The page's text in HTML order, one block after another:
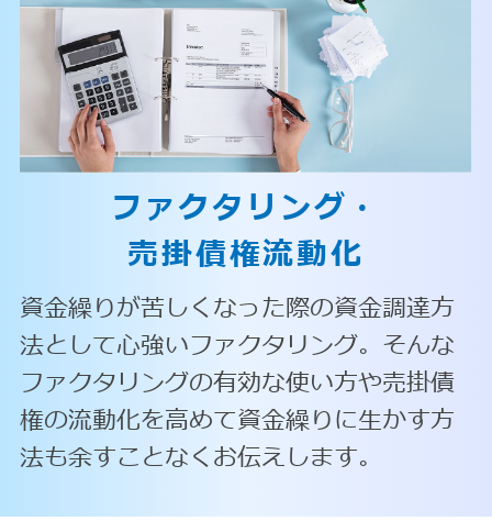
ファクタリング・
売掛債権流動化
資金繰りが苦しくなった際の資金調達方
法として心強いファクタリング。そんな
ファクタリングの有効な使い方や売掛債
権の流動化を高めて資金繰りに生かす方
法も余すことなくお伝えします。